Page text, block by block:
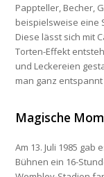
Pappteller, Becher,
beispielsweise eine
Diese lässt sich mit
Torten-Effekt
und Leckereien
man ganz
Magische
Am 13. Juli 1985
Bühnen ein 16-